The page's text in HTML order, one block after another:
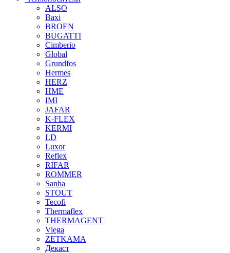
ALSO
Baxi
BROEN
BUGATTI
Cimberio
Global
Grundfos
Hermes
HERZ
HME
IMI
JAFAR
K-FLEX
KERMI
LD
Luxor
Reflex
RIFAR
ROMMER
Sanha
STOUT
Tecofi
Thermaflex
THERMAGENT
Viega
ZETKAMA
Декаст